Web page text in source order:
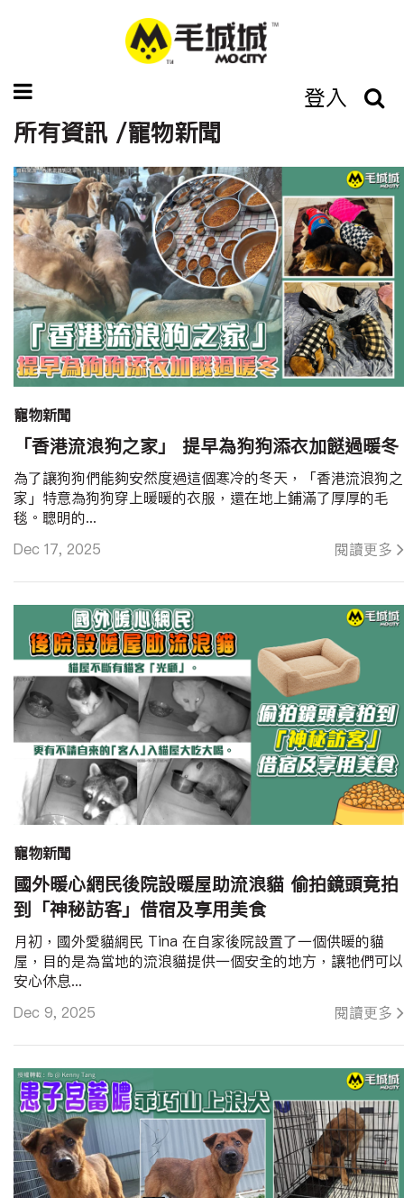
登入
所有資訊 /寵物新聞
寵物新聞
「香港流浪狗之家」 提早為狗狗添衣加餸過暖冬
Dec 17, 2025 閱讀更多
為了讓狗狗們能夠安然度過這個寒冷的冬天，「香港流浪狗之
家」特意為狗狗穿上暖暖的衣服，還在地上鋪滿了厚厚的毛
毯。聰明的...
寵物新聞
國外暖心網民後院設暖屋助流浪貓 偷拍鏡頭竟拍
到「神秘訪客」借宿及享用美食
Dec 9, 2025 閱讀更多
月初，國外愛貓網民 Tina 在自家後院設置了一個供暖的貓
屋，目的是為當地的流浪貓提供一個安全的地方，讓牠們可以
安心休息...